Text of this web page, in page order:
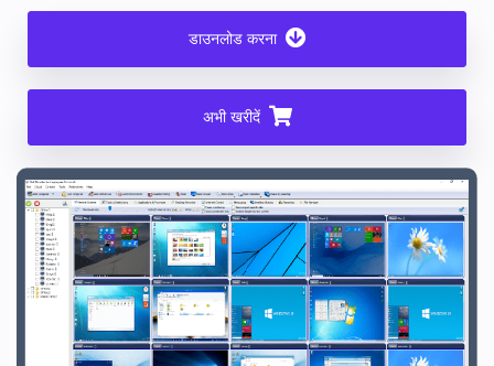
डाउनलोड करना
अभी खरीदें